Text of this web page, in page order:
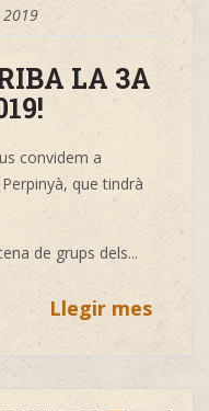
2019
LA 3A
convidem a
que tindrà
de grups dels...
Llegir mes